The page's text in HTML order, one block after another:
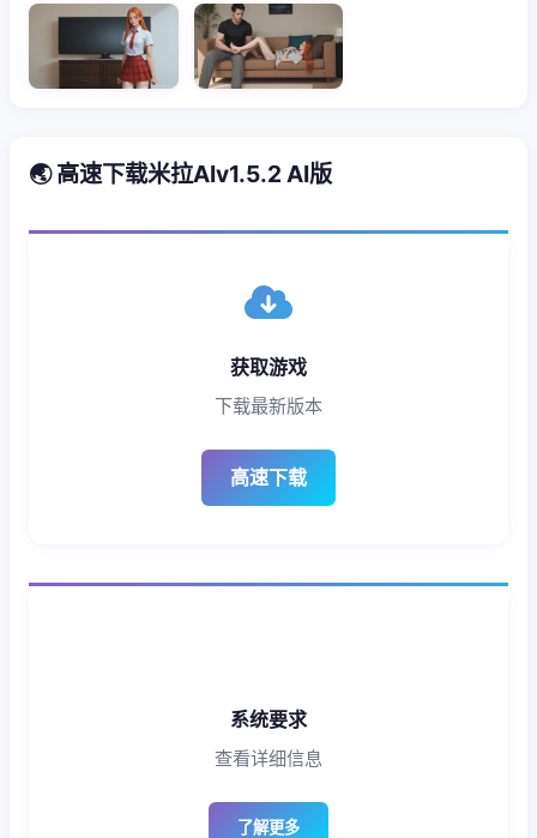
🌏 高速下载米拉AIv1.5.2 AI版
获取游戏
下载最新版本
高速下载
系统要求
查看详细信息
了解更多